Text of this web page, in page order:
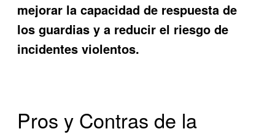
mejorar la capacidad de respuesta de
los guardias y a reducir el riesgo de
incidentes violentos.
Pros y Contras de la